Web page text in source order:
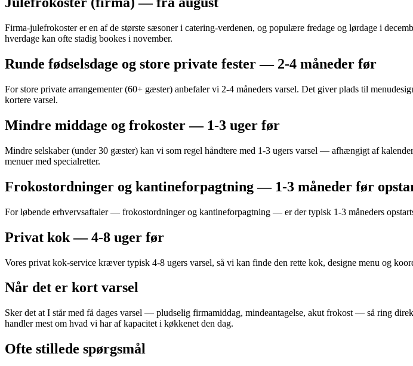
Firma-julefrokoster er en af de største sæsoner i catering-verdenen, og populære fredage og lørdage i
hverdage kan ofte stadig bookes i november.
Runde fødselsdage og store private fester — 2-4 måneder før
For store private arrangementer (60+ gæster) anbefaler vi 2-4 måneders varsel. Det giver plads til
kortere varsel.
Mindre middage og frokoster — 1-3 uger før
Mindre selskaber (under 30 gæster) kan vi som regel håndtere med 1-3 ugers varsel — afhængigt af
menuer med specialretter.
Frokostordninger og kantineforpagtning — 1-3 måneder før
For løbende erhvervsaftaler — frokostordninger og kantineforpagtning — er der typisk 1-3 måneders
Privat kok — 4-8 uger før
Vores privat kok-service kræver typisk 4-8 ugers varsel, så vi kan finde den rette kok, designe menu og
Når det er kort varsel
Sker det at I står med få dages varsel — pludselig firmamiddag, mindeantagelse, akut frokost — så ring
handler mest om hvad vi har af kapacitet i køkkenet den dag.
Ofte stillede spørgsmål